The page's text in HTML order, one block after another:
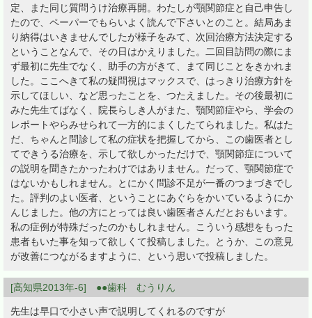
定、また同じ質問うけ治療再開。わたしが顎関節症と自己申告し
たので、ペーパーでもらいよく読んで下さいとのこと。結局あま
り納得はいきませんでしたが様子をみて、次回治療方法決定する
ということなんで、その日はかえりました。二回目訪問の際にま
ず最初に先生でなく、助手の方がきて、まて同じことをきかれま
した。ここへきて私の疑問視はマックスで、はっきり治療方針を
示してほしい、など思ったことを、つたえました。その後最初に
みた先生てばなく、院長らしき人がまた、顎関節症やら、学会の
レポートやらみせられて一方的にまくしたてられました。私はた
だ、ちゃんと問診して私の症状を把握してから、この歯医者とし
てできうる治療を、示して欲しかっただけで、顎関節症について
の説明を聞きたかったわけではありません。だって、顎関節症で
はないかもしれません。とにかく問診不足が一番のつまづきでし
た。評判のよい医者、ということにあぐらをかいているようにか
んじました。他の方にとっては良い歯医者さんだとおもいます。
私の症例が特殊だったのかもしれません。こういう感想をもった
患者もいた事を知って欲しくて投稿しました。とうか、この意見
が改善につながるますように、という思いで投稿しました。
[高知県2013年-6] ●●歯科 むうりん
先生は早口で小さい声で説明してくれるのですが